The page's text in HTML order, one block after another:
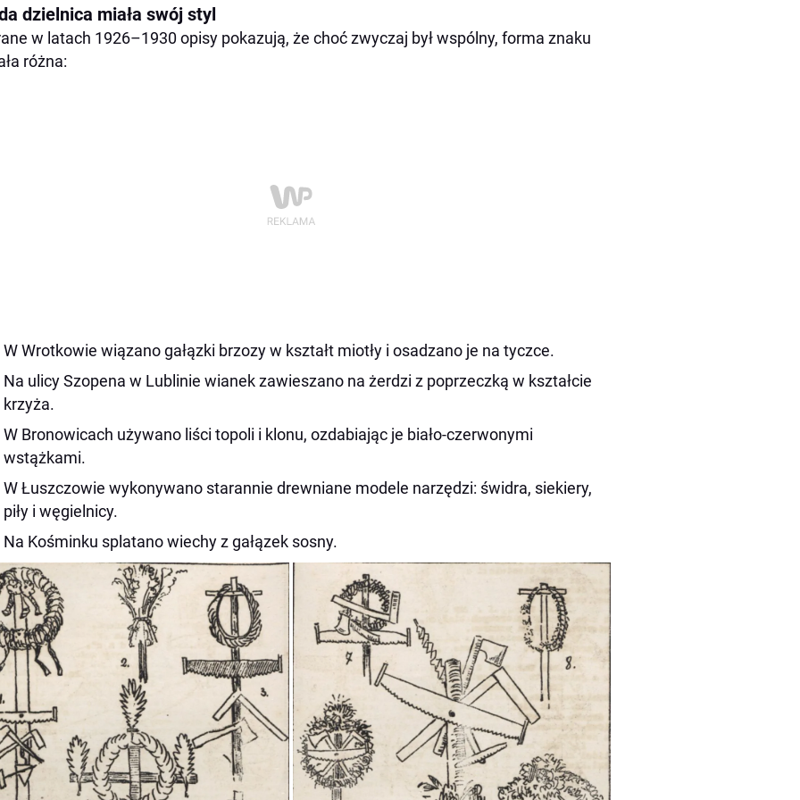
dzielnica miała swój styl
w latach 1926–1930 opisy pokazują, że choć zwyczaj był wspólny, forma znaku
różna:
W Wrotkowie wiązano gałązki brzozy w kształt miotły i osadzano je na tyczce.
Na ulicy Szopena w Lublinie wianek zawieszano na żerdzi z poprzeczką w kształcie
krzyża.
W Bronowicach używano liści topoli i klonu, ozdabiając je biało-czerwonymi
wstążkami.
W Łuszczowie wykonywano starannie drewniane modele narzędzi: świdra, siekiery,
piły i węgielnicy.
Na Kośminku splatano wiechy z gałązek sosny.